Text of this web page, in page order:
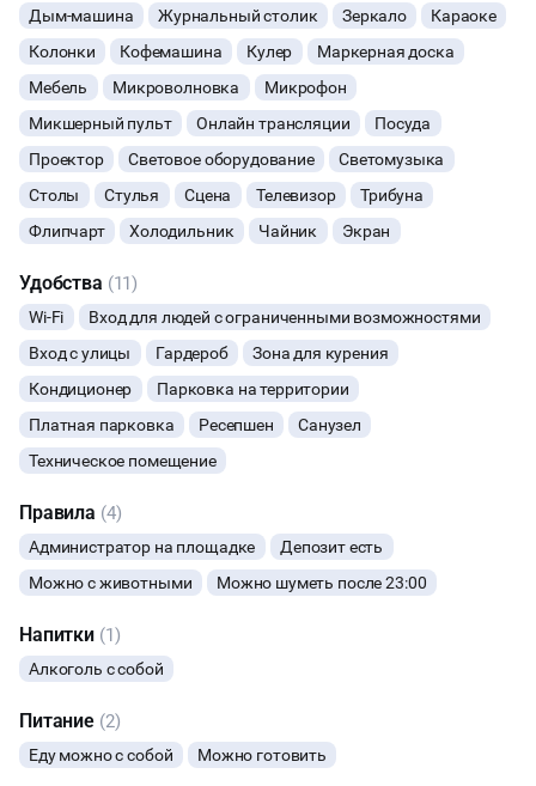
МЕРОПРИЯТИЯ.
Лофт бронируется за клиентом только на основании
предоплаты!
Дым-машина
Журнальный столик Зеркало
Караоке
Колонки
Кофемашина Кулер
Маркерная доска
Мебель
Микроволновка
Микрофон
Микшерный пульт
Онлайн трансляции
Посуда
Проектор
Световое оборудование
Светомузыка
Столы
Стулья Сцена Телевизор
Трибуна
Флипчарт
Холодильник Чайник Экран
Удобства (11)
Wi-Fi
Вход для людей с ограниченными возможностями
Вход с улицы
Гардероб
Зона для курения
Кондиционер
Парковка на территории
Платная парковка
Ресепшен
Санузел
Техническое помещение
Правила (4)
Администратор на площадке
Депозит есть
Можно с животными
Можно шуметь после 23:00
Напитки (1)
Алкоголь с собой
Питание (2)
Еду можно с собой Можно готовить
КВАРТИРНИКИ
ФОТОСЕССИИ
БАНКЕТЫ
ЮБИЛЕЙ
ФИТНЕС
ВЫПУСКНЫЕ
МАЛЬЧИШНИК
ДИСКОТЕКА
СВИДАНИЯ
МАСТЕР-КЛАСС
СЕМИНАРЫ